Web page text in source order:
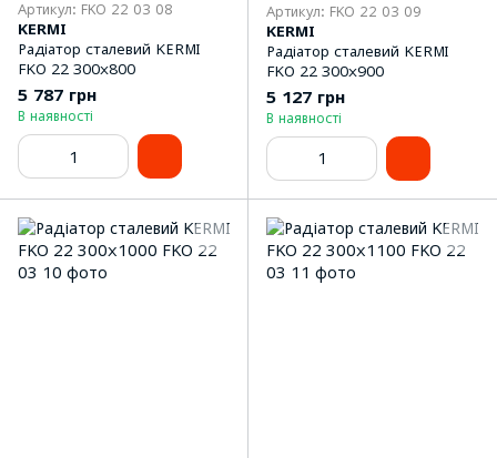
Артикул: FKO 22 03 08
KERMI
Радіатор сталевий KERMI
FKO 22 300x800
5 787 грн
В наявності
Артикул: FKO 22 03 09
KERMI
Радіатор сталевий KERMI
FKO 22 300x900
5 127 грн
В наявності